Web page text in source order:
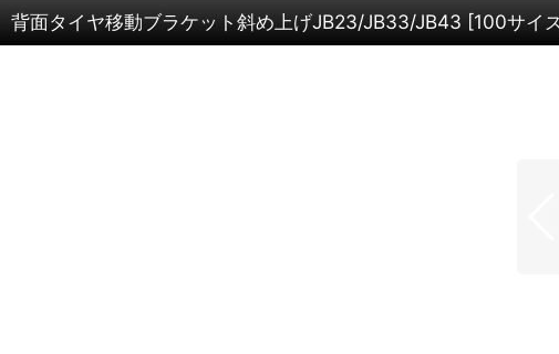
背面タイヤ移動ブラケット斜め上げJB23/JB33/JB43 [100サイ